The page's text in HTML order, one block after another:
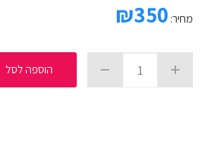
מחיר: ₪350
הוספה לסל